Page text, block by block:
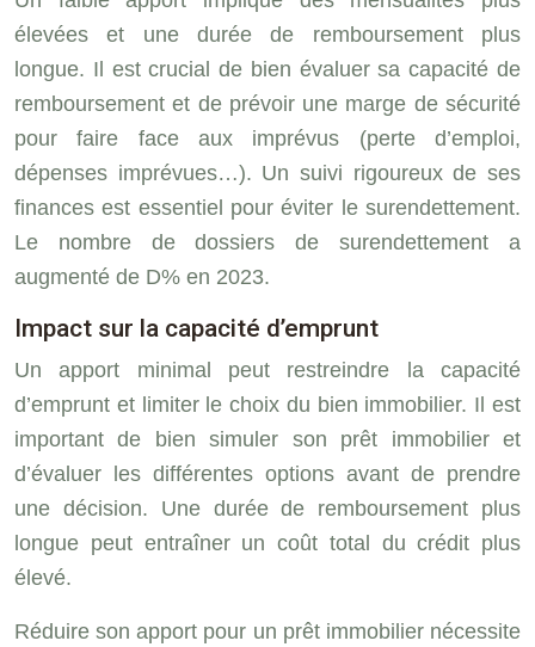
élevées et une durée de remboursement plus
longue. Il est crucial de bien évaluer sa capacité de
remboursement et de prévoir une marge de sécurité
pour faire face aux imprévus (perte d’emploi,
dépenses imprévues…). Un suivi rigoureux de ses
finances est essentiel pour éviter le surendettement.
Le nombre de dossiers de surendettement a
augmenté de D% en 2023.
Impact sur la capacité d’emprunt
Un apport minimal peut restreindre la capacité
d’emprunt et limiter le choix du bien immobilier. Il est
important de bien simuler son prêt immobilier et
d’évaluer les différentes options avant de prendre
une décision. Une durée de remboursement plus
longue peut entraîner un coût total du crédit plus
élevé.
Réduire son apport pour un prêt immobilier nécessite